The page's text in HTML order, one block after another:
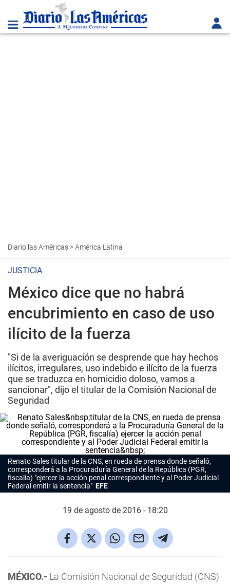
Diario las Américas>América Latina
JUSTICIA
México dice que no habrá
encubrimiento en caso de uso
ilícito de la fuerza
"Si de la averiguación se desprende que hay hechos
ilícitos, irregulares, uso indebido e ilícito de la fuerza
que se traduzca en homicidio doloso, vamos a
sancionar", dijo el titular de la Comisión Nacional de
Seguridad
Renato Sales titular de la CNS, en rueda de prensa donde señaló,
corresponderá a la Procuraduría General de la República (PGR,
fiscalía) "ejercer la acción penal correspondiente y al Poder Judicial
Federal emitir la sentencia" EFE
19 de agosto de 2016 - 18:20
MÉXICO.- La Comisión Nacional de Seguridad (CNS)